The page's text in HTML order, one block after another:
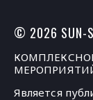
© 2026 SUN-
Является